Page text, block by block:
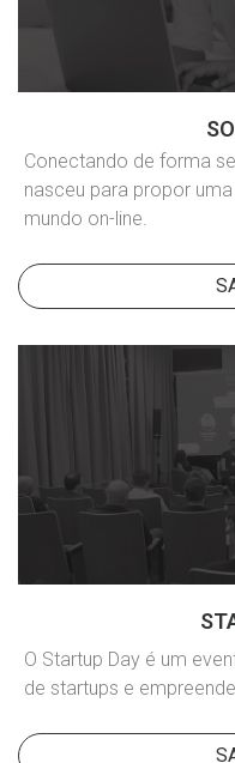
Conectando de forma
nasceu para propor
mundo on-line.
O Startup Day é um
de startups e